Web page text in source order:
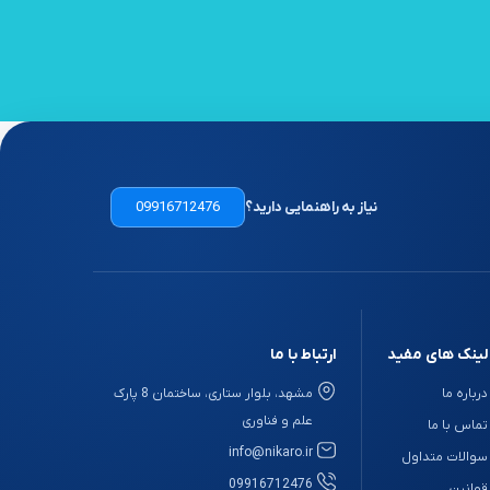
نیاز به راهنمایی دارید؟ 09916712476
لینک های مفید
درباره ما
تماس با ما
سوالات متداول
ارتباط با ما
مشهد، بلوار ستاری، ساختمان 8 پارک
علم و فناوری
info@nikaro.ir
09916712476